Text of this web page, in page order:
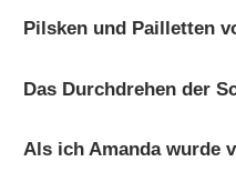
Pilsken und Pailletten
Das Durchdrehen der
Als ich Amanda wurde